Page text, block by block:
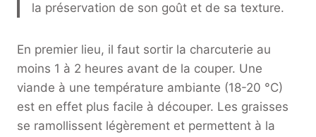
la préservation de son goût et de sa texture.
En premier lieu, il faut sortir la charcuterie au
moins 1 à 2 heures avant de la couper. Une
viande à une température ambiante (18-20 °C)
est en effet plus facile à découper. Les graisses
se ramollissent légèrement et permettent à la